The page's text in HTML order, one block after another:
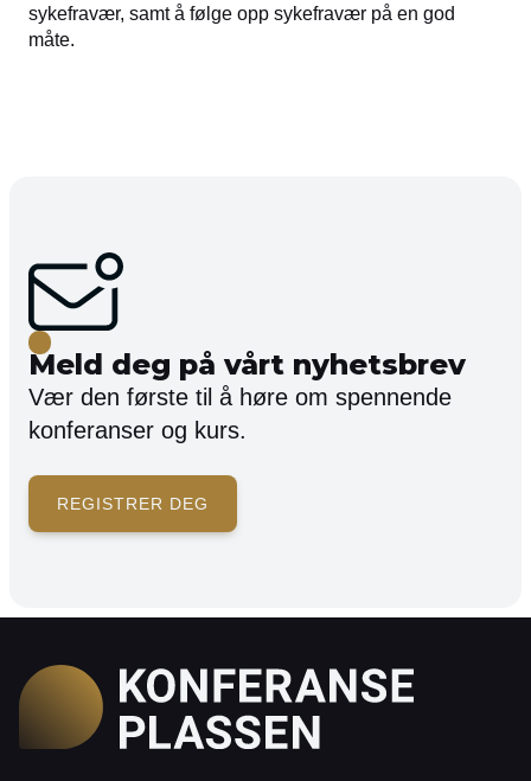
sykefravær, samt å følge opp sykefravær på en god
måte.
Meld deg på vårt nyhetsbrev
Vær den første til å høre om spennende
konferanser og kurs.
REGISTRER DEG